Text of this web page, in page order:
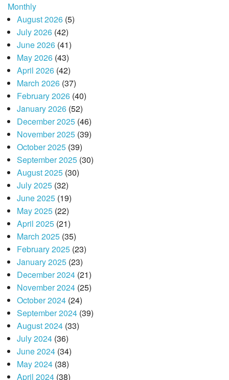
Monthly
August 2026(5)
July 2026(42)
June 2026(41)
May 2026(43)
April 2026(42)
March 2026(37)
February 2026(40)
January 2026(52)
December 2025(46)
November 2025(39)
October 2025(39)
September 2025(30)
August 2025(30)
July 2025(32)
June 2025(19)
May 2025(22)
April 2025(21)
March 2025(35)
February 2025(23)
January 2025(23)
December 2024(21)
November 2024(25)
October 2024(24)
September 2024(39)
August 2024(33)
July 2024(36)
June 2024(34)
May 2024(38)
April 2024(38)